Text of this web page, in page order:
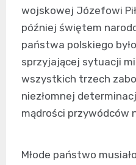
wojskowej Józefowi
później świętem
państwa polskiego
sprzyjającej sytuacji
wszystkich trzech
niezłomnej
mądrości przywódców
Młode państwo